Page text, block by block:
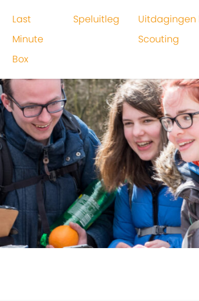
Last
Minute
Box
Speluitleg
Uitdagingen
Scouting